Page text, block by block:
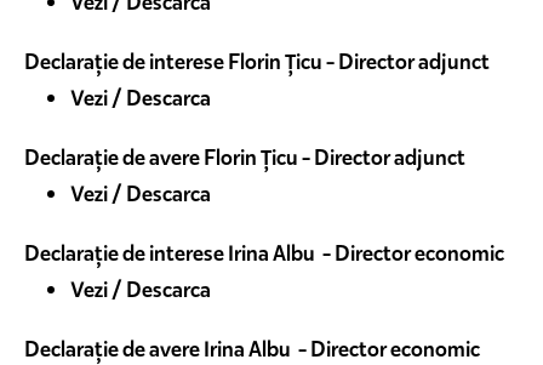
Declarație de interese Florin Țicu - Director adjunct
Vezi / Descarca
Declarație de avere Florin Țicu - Director adjunct
Vezi / Descarca
Declarație de interese Irina Albu - Director economic
Vezi / Descarca
Declarație de avere Irina Albu - Director economic